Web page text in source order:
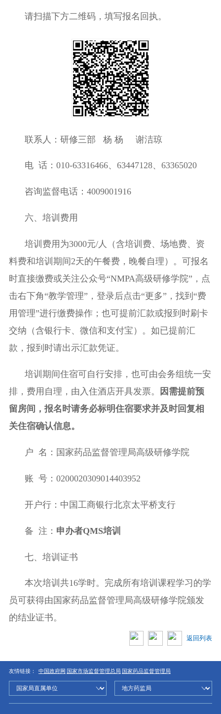
请扫描下方二维码，填写报名回执。
联系人：研修三部 杨 杨 谢洁琼
电 话： 010-63316466、 63447128、 63365020
咨询监督电话： 4009001916
六、培训费用
培训费用为3000元/人（含培训费、场地费、资
料费和培训期间2天的午餐费 ， 晚餐自理）。 可报名
时直接缴费或关注公众号“NMPA高级研修学院”，点
击右下角“教学管理”，登录后点击“更多”，找到“费
用管理”进行缴费操作； 也可提前汇款或报到时刷卡
交纳（含银行卡、微信和支付宝）。 如已提前汇
款，报到时请出示汇款凭证。
培训期间住宿可自行安排，也可由会务组统一安
排， 费用自理，由入住酒店开具发票。
因需提前预
留房间，报名时请务必标明住宿要求并及时回复相
关住宿确认信息。
户 名：国家药品监督管理局高级研修学院
账 号： 0200020309014403952
开户行：中国工商银行北京太平桥支行
备 注： 申办者QMS培训
七、培训证书
本次培训共16学时。 完成所有培训课程学习 的学
员可获得由国家药品监督管理局高级研修学院颁发
的结业证书。
返回列表
友情链接： 中国政府网 国家市场监督管理总局 国家药品监督管理局